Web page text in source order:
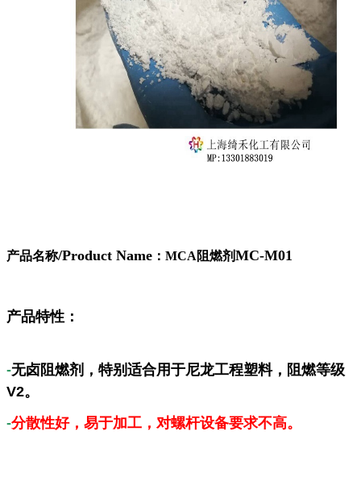
产品名称/Product Name ：MCA阻燃剂MC-M01
产品特性：
-无卤阻燃剂， 特别适合用于尼龙工程塑料，阻燃等级
V2。
-分散性好，易于加工，对螺杆设备要求不高。